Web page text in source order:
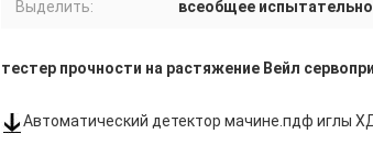
Выделить: всеобщее
тестер прочности на растяжение Вейл
Автоматический детектор мачине.пдф иглы